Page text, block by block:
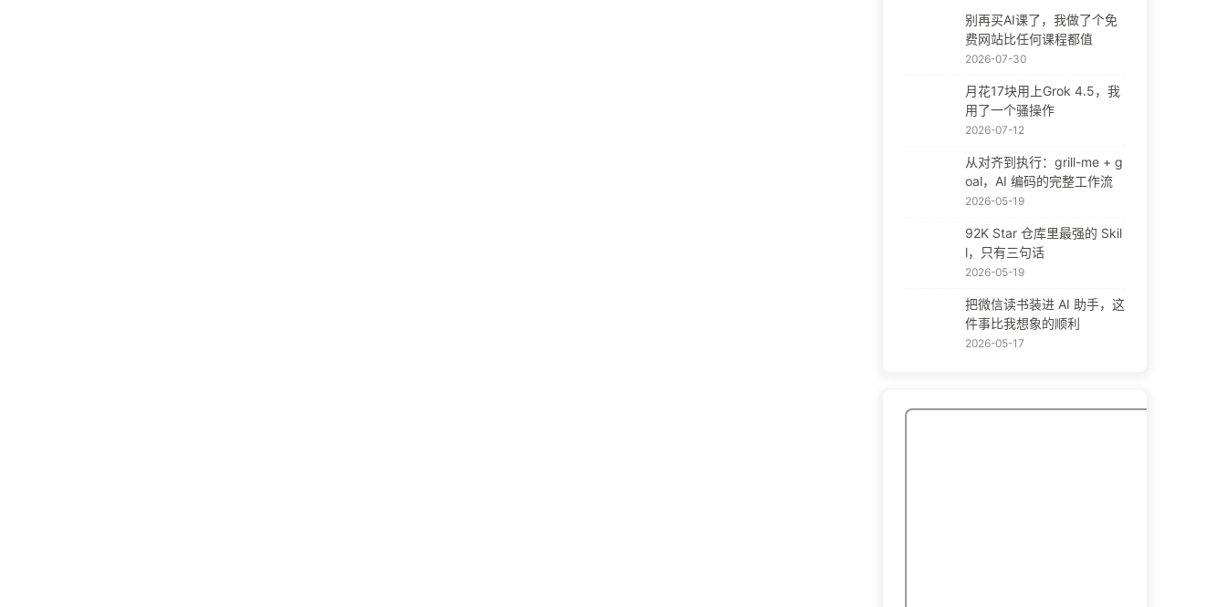
别再买AI课了，我做了个免
费网站比任何课程都值
2026-07-30
月花17块用上Grok 4.5，我
用了一个骚操作
2026-07-12
从对齐到执行：grill-me + g
oal，AI 编码的完整工作流
2026-05-19
92K Star 仓库里最强的 Skil
l，只有三句话
2026-05-19
把微信读书装进 AI 助手，这
件事比我想象的顺利
2026-05-17